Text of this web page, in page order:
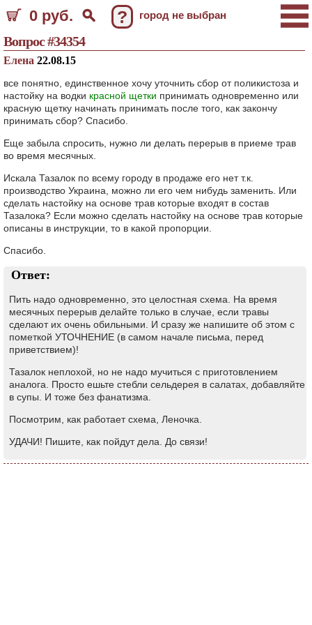
0 руб. ? город не выбран
Вопрос #34354
Елена 22.08.15
все понятно, единственное хочу уточнить сбор от поликистоза и
настойку на водки красной щетки принимать одновременно или
красную щетку начинать принимать после того, как закончу
принимать сбор? Спасибо.
Еще забыла спросить, нужно ли делать перерыв в приеме трав
во время месячных.
Искала Тазалок по всему городу в продаже его нет т.к.
производство Украина, можно ли его чем нибудь заменить. Или
сделать настойку на основе трав которые входят в состав
Тазалока? Если можно сделать настойку на основе трав которые
описаны в инструкции, то в какой пропорции.
Спасибо.
Ответ:
Пить надо одновременно, это целостная схема. На время
месячных перерыв делайте только в случае, если травы
сделают их очень обильными. И сразу же напишите об этом с
пометкой УТОЧНЕНИЕ (в самом начале письма, перед
приветствием)!
Тазалок неплохой, но не надо мучиться с приготовлением
аналога. Просто ешьте стебли сельдерея в салатах, добавляйте
в супы. И тоже без фанатизма.
Посмотрим, как работает схема, Леночка.
УДАЧИ! Пишите, как пойдут дела. До связи!